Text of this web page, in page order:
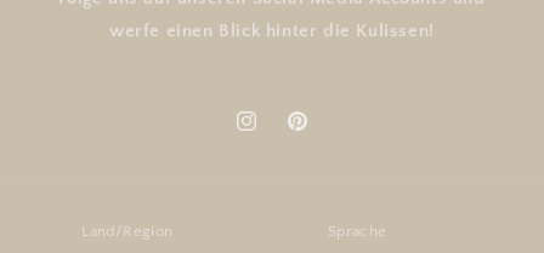
werfe einen Blick hinter die Kulissen!
InstagramPinterest
Land/Region Sprache